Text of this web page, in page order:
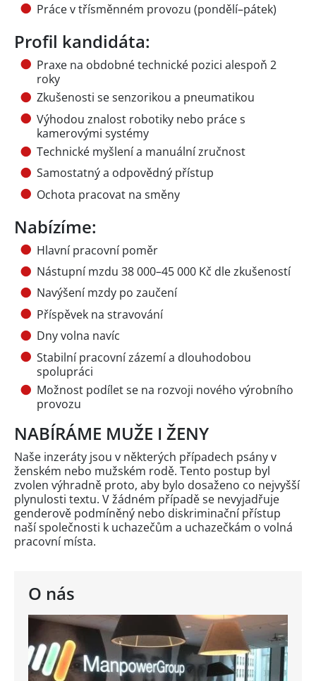
O nás
Práce v třísměnném provozu (pondělí–pátek)
Profil kandidáta:
Praxe na obdobné technické pozici alespoň 2
roky
Zkušenosti se senzorikou a pneumatikou
Výhodou znalost robotiky nebo práce s
kamerovými systémy
Technické myšlení a manuální zručnost
Samostatný a odpovědný přístup
Ochota pracovat na směny
Nabízíme:
Hlavní pracovní poměr
Nástupní mzdu 38 000–45 000 Kč dle zkušeností
Navýšení mzdy po zaučení
Příspěvek na stravování
Dny volna navíc
Stabilní pracovní zázemí a dlouhodobou
spolupráci
Možnost podílet se na rozvoji nového výrobního
provozu
NABÍRÁME MUŽE I ŽENY
Naše inzeráty jsou v některých případech psány v
ženském nebo mužském rodě. Tento postup byl
zvolen výhradně proto, aby bylo dosaženo co nejvyšší
plynulosti textu. V žádném případě se nevyjadřuje
genderově podmíněný nebo diskriminační přístup
naší společnosti k uchazečům a uchazečkám o volná
pracovní místa.